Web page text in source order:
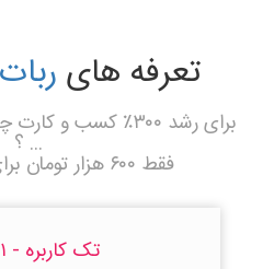
تعرفه های
برای رشد ۳۰۰٪ کسب
... ؟
فقط ۶۰۰ هزار تومان برای یک سال !!!!!
تک کاربره - ۱ ماهه